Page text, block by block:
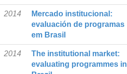
2014
Mercado institucional:
evaluación de programas
em Brasil
2014
The institutional market:
evaluating programmes in